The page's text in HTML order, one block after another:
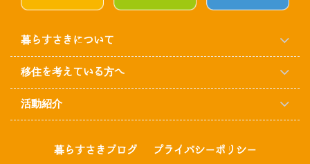
暮らすさきについて
移住を考えている方へ
活動紹介
暮らすさきブログ プライバシーポリシー